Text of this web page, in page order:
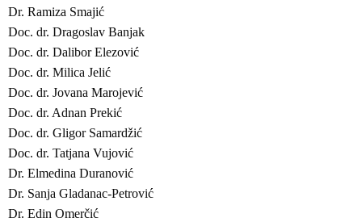
Dr. Ramiza Smajić
Doc. dr. Dragoslav Banjak
Doc. dr. Dalibor Elezović
Doc. dr. Milica Jelić
Doc. dr. Jovana Marojević
Doc. dr. Adnan Prekić
Doc. dr. Gligor Samardžić
Doc. dr. Tatjana Vujović
Dr. Elmedina Duranović
Dr. Sanja Gladanac-Petrović
Dr. Edin Omerčić